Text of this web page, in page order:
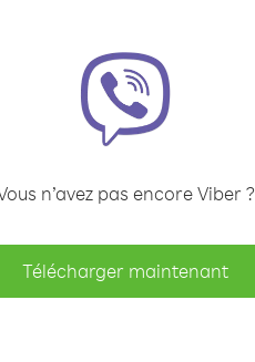
n’avez pas encore Viber ?
Télécharger maintenant